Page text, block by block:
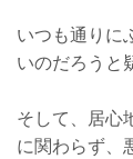
いつも通りに
いのだろうと
そして、居心
に関わらず、